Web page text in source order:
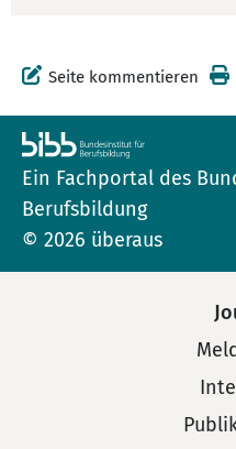
Seite kommentieren
Ein Fachportal des
Berufsbildung
© 2026 überaus